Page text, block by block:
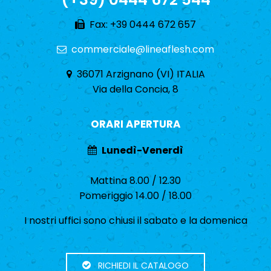
Fax: +39 0444 672 657
commerciale@lineaflesh.com
36071 Arzignano (VI) ITALIA
Via della Concia, 8
ORARI APERTURA
Lunedì-Venerdì
Mattina 8.00 / 12.30
Pomeriggio 14.00 / 18.00
I nostri uffici sono chiusi il sabato e la domenica
RICHIEDI IL CATALOGO